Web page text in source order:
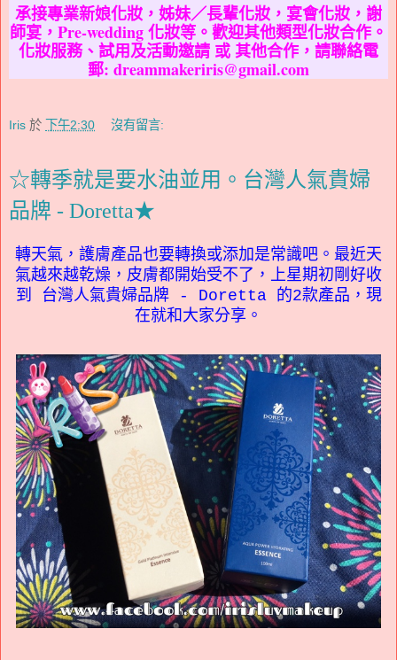
承接專業新娘化妝，姊妹／長輩化妝，宴會化妝，謝
師宴，Pre-wedding 化妝等。歡迎其他類型化妝合作。
化妝服務、試用及活動邀請 或 其他合作，請聯絡電
郵: dreammakeriris@gmail.com
Iris 於 下午2:30 沒有留言:
☆轉季就是要水油並用。台灣人氣貴婦
品牌 - Doretta★
轉天氣，護膚產品也要轉換或添加是常識吧。最近天
氣越來越乾燥，皮膚都開始受不了，上星期初剛好收
到
台灣人氣貴婦品牌- Doretta 的2款產品，現
在就和大家分享。